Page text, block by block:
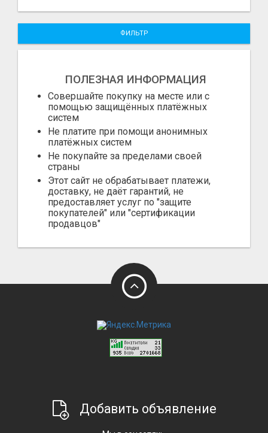
ФИЛЬТР
ПОЛЕЗНАЯ ИНФОРМАЦИЯ
Совершайте покупку на месте или с
помощью защищённых платёжных
систем
Не платите при помощи анонимных
платёжных систем
Не покупайте за пределами своей
страны
Этот сайт не обрабатывает платежи,
доставку, не даёт гарантий, не
предоставляет услуг по "защите
покупателей" или "сертификации
продавцов"
Добавить объявление